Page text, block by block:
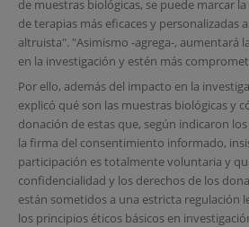
de muestras biológicas, se puede marcar
de terapias más eficaces y personalizadas
altruista". "Asimismo -agrega-, aumentará
en la investigación y estén más
Por ello, además del impacto en la
explicó qué son las muestras biológicas y
donación de estas que, según indicaron
la firma del consentimiento informado,
participación es totalmente voluntaria y
confidencialidad y los derechos de los
están sometidos a una estricta regulación
los principios éticos básicos en